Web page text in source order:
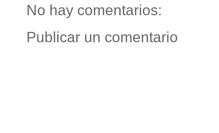
No hay comentarios:
Publicar un comentario